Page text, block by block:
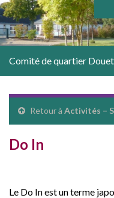
Comité de quartier
Retour à Activités –
Do In
Le Do In est un terme